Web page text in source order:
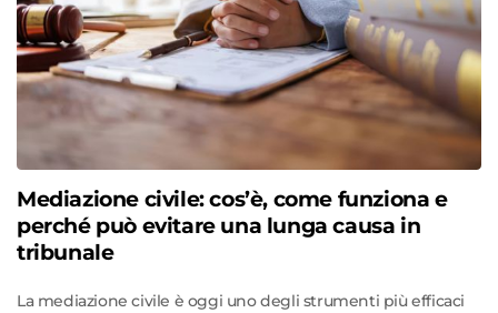
Mediazione civile: cos’è, come funziona e
perché può evitare una lunga causa in
tribunale
La mediazione civile è oggi uno degli strumenti più efficaci